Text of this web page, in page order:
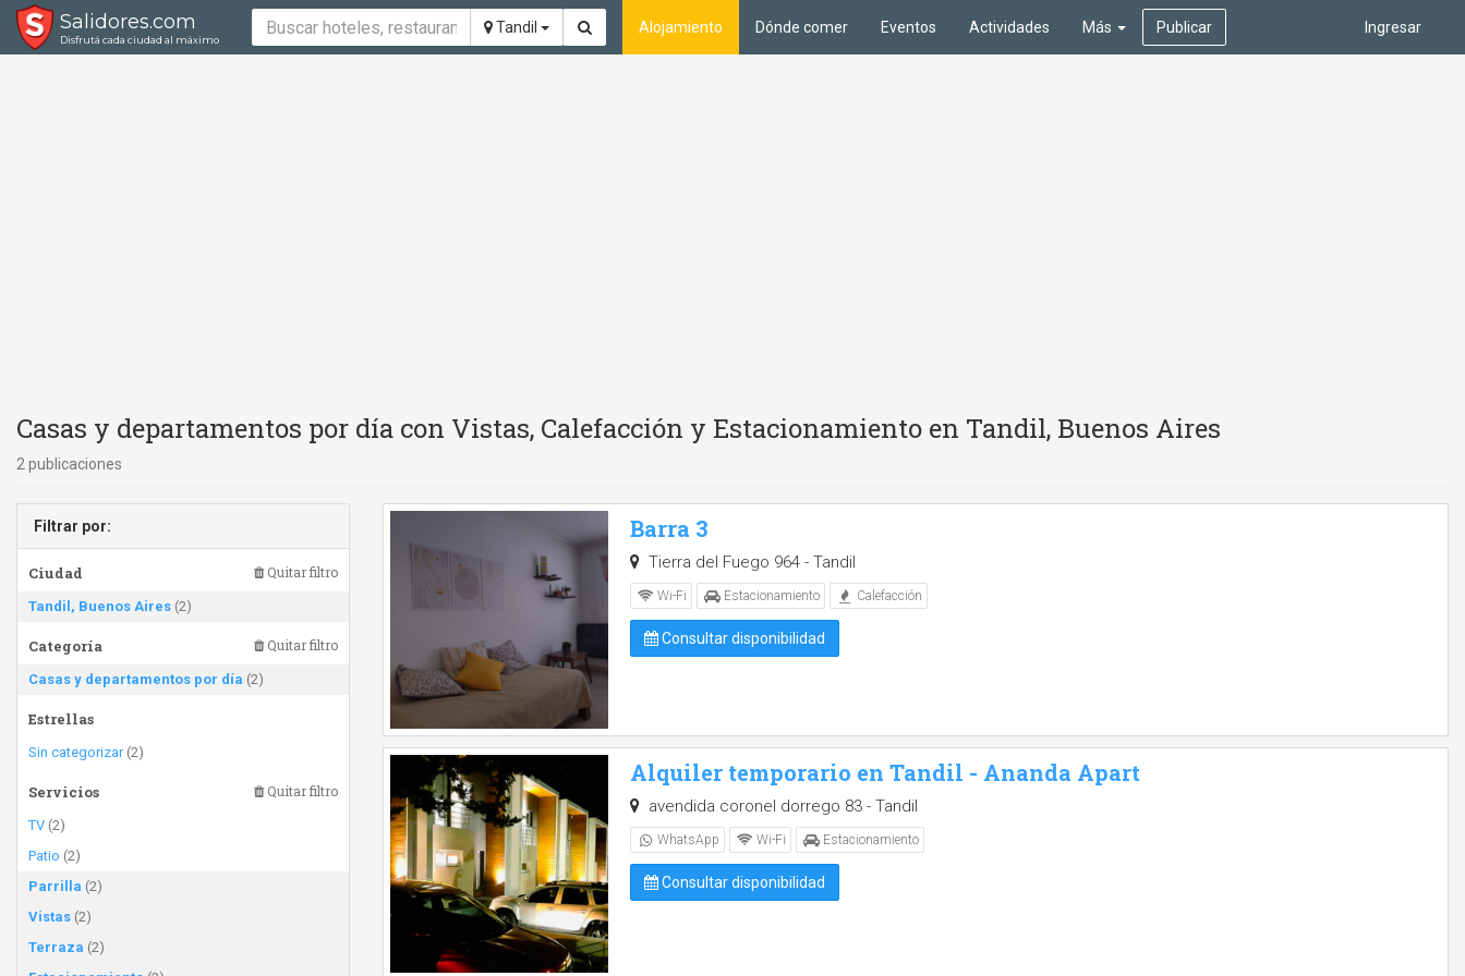
Salidores.com
Disfrutá cada ciudad al máximo
Tandil Ingresar
Alojamiento Dónde comer Eventos Actividades Más Publicar
Casas y departamentos por día con Vistas, Calefacción y Estacionamiento en Tandil, Buenos Aires
2 publicaciones
Filtrar por:
Ciudad Quitar filtro
Tandil, Buenos Aires (2)
Categoría Quitar filtro
Casas y departamentos por día (2)
Estrellas
Sin categorizar(2)
Servicios Quitar filtro
TV (2)
Patio (2)
Parrilla (2)
Vistas (2)
Terraza (2)
Barra 3
Tierra del Fuego 964 - Tandil
Wi-Fi Estacionamiento Calefacción
Consultar disponibilidad
Alquiler temporario en Tandil - Ananda Apart
avendida coronel dorrego 83 - Tandil
WhatsApp Wi-Fi Estacionamiento
Consultar disponibilidad